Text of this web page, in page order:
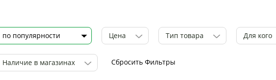
Цена Тип товара Для кого
Наличие в магазинах Сбросить Фильтры